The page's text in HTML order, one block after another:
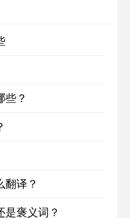
些？
翻译？
褒义词？